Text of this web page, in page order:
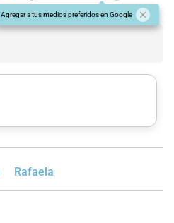
Agregar a tus medios preferidos en Google
Rafaela